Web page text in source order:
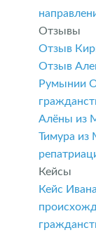
Отзывы
Отзыв
Отзыв
Румынии
Алёны из
Тимура из
Кейсы
Кейс